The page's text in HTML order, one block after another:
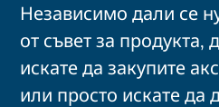
Независимо дали се
от съвет за продукта,
искате да закупите
или просто искате да